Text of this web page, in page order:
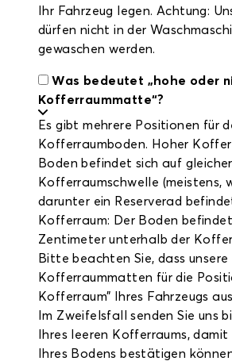
Ihr Fahrzeug legen. Achtung:
dürfen nicht in der
gewaschen werden.
Was bedeutet „hohe oder
Kofferraummatte“?
Es gibt mehrere Positionen für
Kofferraumboden. Hoher
Boden befindet sich auf
Kofferraumschwelle (meistens,
darunter ein Reserverad
Kofferraum: Der Boden
Zentimeter unterhalb der
Bitte beachten Sie, dass unsere
Kofferraummatten für die
Kofferraum” Ihres Fahrzeugs
Im Zweifelsfall senden Sie uns
Ihres leeren Kofferraums,
Ihres Bodens bestätigen